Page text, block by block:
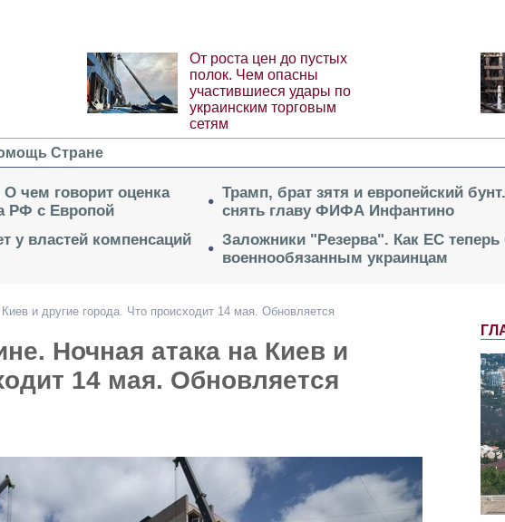
От роста цен до пустых
полок. Чем опасны
участившиеся удары по
украинским торговым
сетям
Стране
чем говорит оценка
РФ с Европой
у властей компенсаций
Трамп, брат зятя и европейский
снять главу ФИФА Инфантино
Заложники "Резерва". Как ЕС теперь
военнообязанным украинцам
и другие города. Что происходит 14 мая. Обновляется
Ночная атака на Киев и
14 мая. Обновляется